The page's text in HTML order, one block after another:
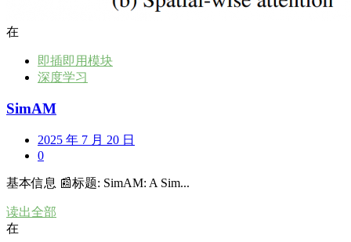
在
即插即用模块
深度学习
SimAM
2025 年 7 月 20 日
0
基本信息 📰标题: SimAM: A Sim...
读出全部
在